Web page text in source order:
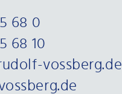
68 0
68 10
vossberg.de